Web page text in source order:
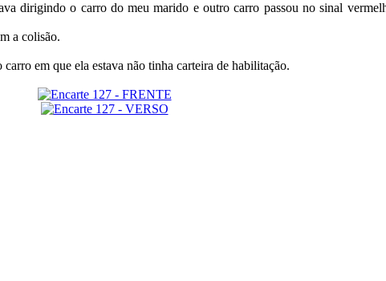
dirigindo o carro do meu marido e outro carro passou no sinal
a colisão.
em que ela estava não tinha carteira de habilitação.